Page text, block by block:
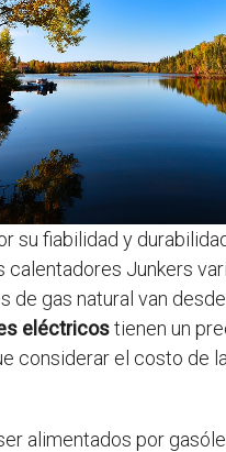
fiabilidad y
calentadores Junkers
gas natural van
eléctricostienen un
considerar el costo de
alimentados por